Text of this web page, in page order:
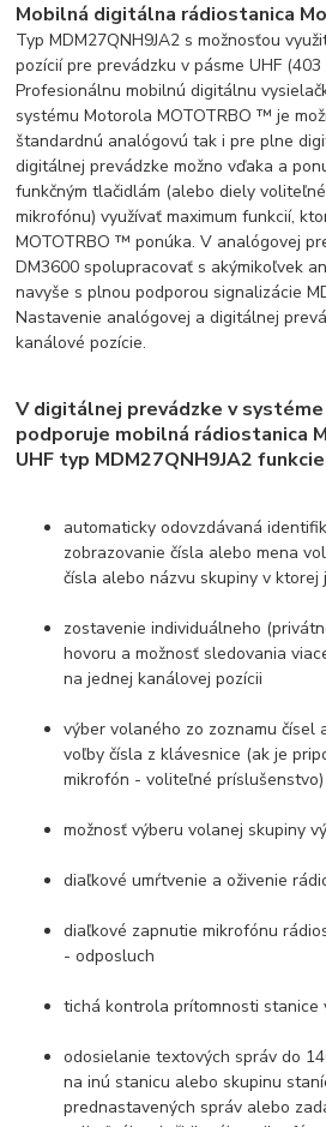
Mobilná digitálna rádiostanica
Typ MDM27QNH9JA2 s možnosťou
pozícií pre prevádzku v pásme UHF (403
Profesionálnu mobilnú digitálnu
systému Motorola MOTOTRBO ™ je
štandardnú analógovú tak i pre plne
digitálnej prevádzke možno vďaka a
funkčným tlačidlám (alebo diely
mikrofónu) využívať maximum funkcií,
MOTOTRBO ™ ponúka. V analógovej
DM3600 spolupracovať s akýmikoľvek
navyše s plnou podporou signalizácie
Nastavenie analógovej a digitálnej
kanálové pozície.
V digitálnej prevádzke v
podporuje mobilná rádiostanica
UHF typ MDM27QNH9JA2
automaticky odovzdávaná
zobrazovanie čísla alebo mena
čísla alebo názvu skupiny v ktorej
zostavenie individuálneho
hovoru a možnosť sledovania
na jednej kanálovej pozícii
výber volaného zo zoznamu čísel
voľby čísla z klávesnice (ak je
mikrofón - voliteľné
možnosť výberu volanej skupiny
diaľkové umŕtvenie a oživenie
diaľkové zapnutie mikrofónu
- odposluch
tichá kontrola prítomnosti stanice
odosielanie textových správ do
na inú stanicu alebo skupinu
prednastavených správ alebo